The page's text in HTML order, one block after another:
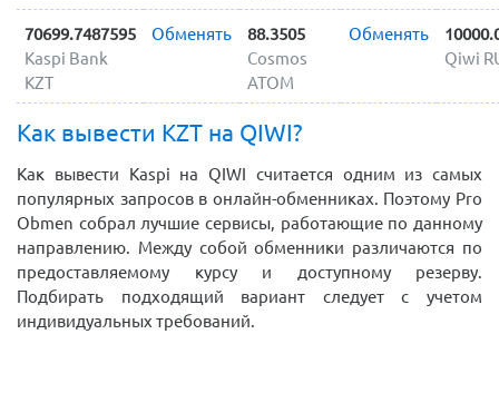
70699.7487595
Kaspi Bank
KZT
Обменять
88.3505
Cosmos
ATOM
Обменять
Qiwi
Как вывести KZT на QIWI?
Как вывести Kaspi на QIWI считается одним из самых
популярных запросов в онлайн-обменниках. Поэтому Pro
Obmen собрал лучшие сервисы, работающие по данному
направлению. Между собой обменники различаются по
предоставляемому курсу и доступному резерву.
Подбирать подходящий вариант следует с учетом
индивидуальных требований.